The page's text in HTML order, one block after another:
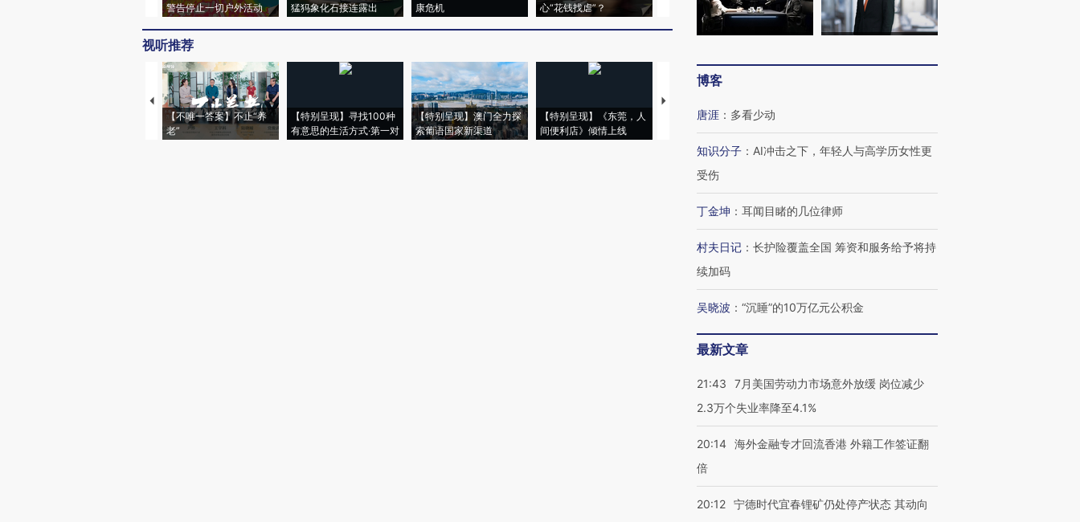
警告停止一切户外活动
猛犸象化石接连露出
康危机
心“花钱找虐”？
育部长拱下台
飞地休达
视听推荐
【不唯一答案】不止“养
老”
【特别呈现】寻找100种
有意思的生活方式·第一对
【特别呈现】澳门全力探
索葡语国家新渠道
【特别呈现】《东莞，人
间便利店》倾情上线
【推广】走进第四届链博
会，让数智科技“链”接产
有意思的生活方式·第三对
住三大增长引擎是什么？
博客
唐涯 ： 多看少动
知识分子 ： AI冲击之下，年轻人与高学历女性更
受伤
丁金坤 ： 耳闻目睹的几位律师
村夫日记 ： 长护险覆盖全国 筹资和服务给予将持
续加码
吴晓波 ： “沉睡”的10万亿元公积金
最新文章
21:43
7月美国劳动力市场意外放缓 岗位减少
2.3万个失业率降至4.1%
20:14 海外金融专才回流香港 外籍工作签证翻
倍
20:12 宁德时代宜春锂矿仍处停产状态 其动向